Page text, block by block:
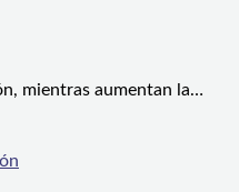
mientras aumentan la…